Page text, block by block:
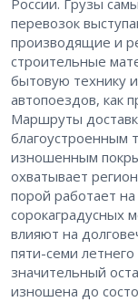
России. Грузы
перевозок
производящие и
строительные
бытовую технику
автопоездов, как
Маршруты
благоустроенным
изношенным
охватывает
порой работает
сорокаградусных
влияют на
пяти-семи
значительный
изношена до